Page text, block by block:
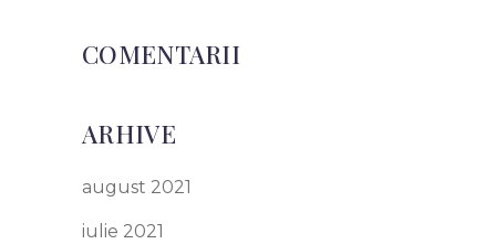
COMENTARII
ARHIVE
august 2021
iulie 2021